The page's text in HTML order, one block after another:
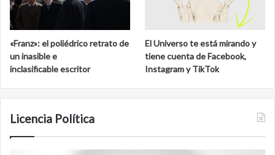
«Franz»: el poliédrico retrato de
un inasible e
inclasificable escritor
El Universo te está mirando y
tiene cuenta de Facebook,
Instagram y TikTok
Licencia Política